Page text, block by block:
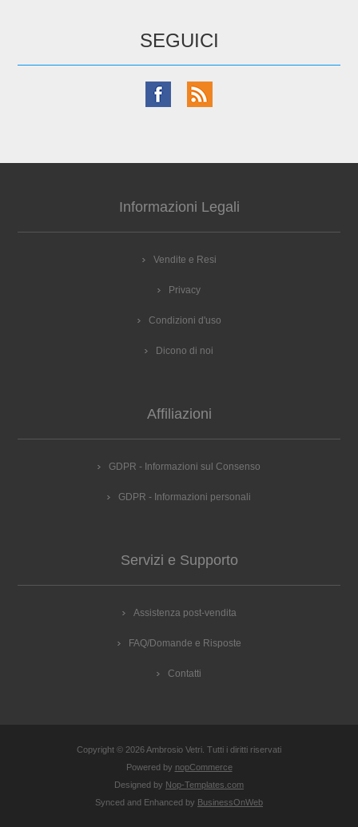
SEGUICI
Informazioni Legali
Vendite e Resi
Privacy
Condizioni d'uso
Dicono di noi
Affiliazioni
GDPR - Informazioni sul Consenso
GDPR - Informazioni personali
Servizi e Supporto
Assistenza post-vendita
FAQ/Domande e Risposte
Contatti
Copyright © 2026 Ambrosio Vetri. Tutti i diritti riservati
Powered by nopCommerce
Designed by Nop-Templates.com
Synced and Enhanced by BusinessOnWeb